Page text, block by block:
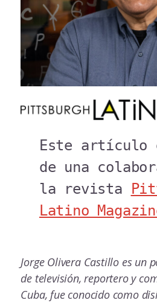
Este artículo
de una
la revista
Latino
Jorge Olivera Castillo es un
de televisión, reportero y
Cuba, fue conocido como